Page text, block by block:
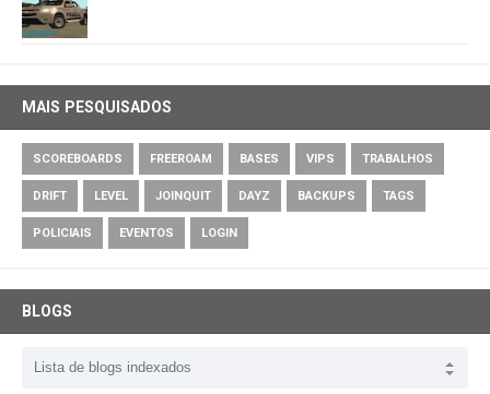
MAIS PESQUISADOS
SCOREBOARDS FREEROAM BASES VIPS TRABALHOS
DRIFT LEVEL JOINQUIT DAYZ BACKUPS TAGS
POLICIAIS EVENTOS LOGIN
BLOGS